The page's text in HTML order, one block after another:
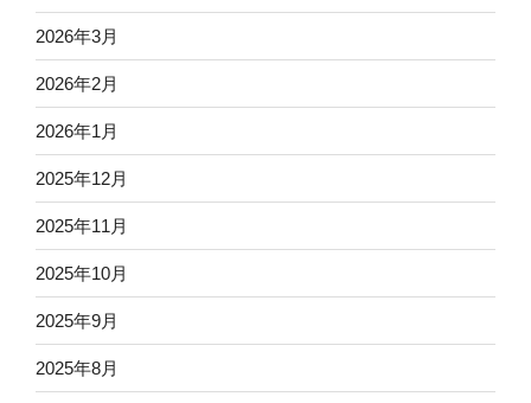
2026年3月
2026年2月
2026年1月
2025年12月
2025年11月
2025年10月
2025年9月
2025年8月